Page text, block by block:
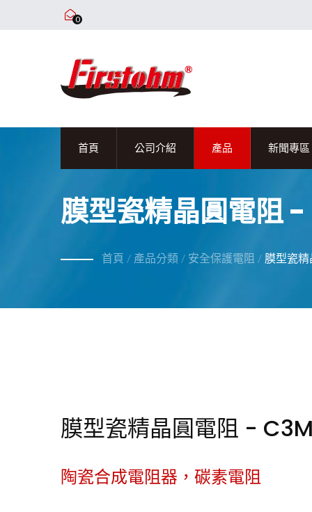
0
首頁 公司介紹 產品 新聞專區
膜型瓷精晶圓電阻
首頁 / 產品分類 / 安全保護電阻 / 膜型瓷
膜型瓷精晶圓電阻 -
陶瓷合成電阻器，碳素電阻